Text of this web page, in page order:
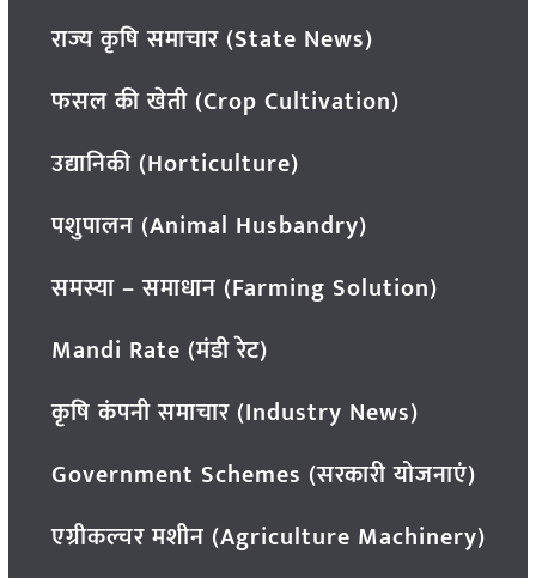
राज्य कृषि समाचार (State News)
फसल की खेती (Crop Cultivation)
उद्यानिकी (Horticulture)
पशुपालन (Animal Husbandry)
समस्या – समाधान (Farming Solution)
Mandi Rate (मंडी रेट)
कृषि कंपनी समाचार (Industry News)
Government Schemes (सरकारी योजनाएं)
एग्रीकल्चर मशीन (Agriculture Machinery)